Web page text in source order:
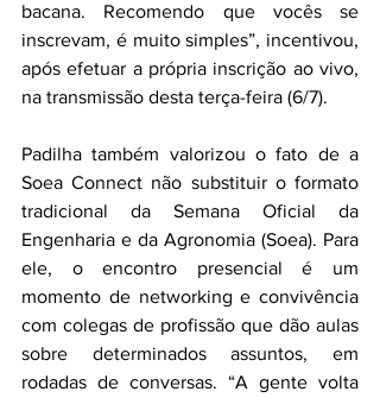
bacana. Recomendo que vocês se
inscrevam, é muito simples”, incentivou,
após efetuar a própria inscrição ao vivo,
na transmissão desta terça-feira (6/7).
Padilha também valorizou o fato de a
Soea Connect não substituir o formato
tradicional da Semana Oficial da
Engenharia e da Agronomia (Soea). Para
ele, o encontro presencial é um
momento de networking e convivência
com colegas de profissão que dão aulas
sobre determinados assuntos, em
rodadas de conversas. “A gente volta